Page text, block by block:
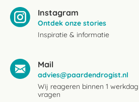
Instagram
Ontdek onze stories
Inspiratie & informatie
Mail
advies@paardendrogist.nl
Wij reageren binnen 1
vragen